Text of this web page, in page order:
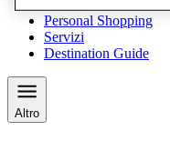
Personal Shopping
Servizi
Destination Guide
Altro